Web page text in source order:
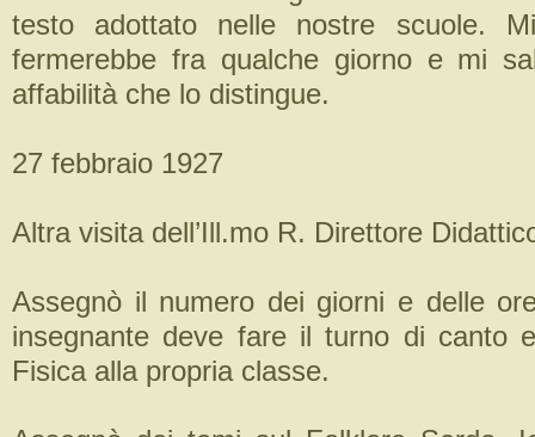
testo adottato nelle nostre scuole.
fermerebbe fra qualche giorno e mi
affabilità che lo distingue.
27 febbraio 1927
Altra visita dell’Ill.mo R. Direttore
Assegnò il numero dei giorni e delle
insegnante deve fare il turno di canto
Fisica alla propria classe.